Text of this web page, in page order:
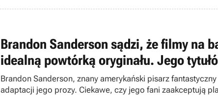
Brandon Sanderson sądzi, że filmy na
idealną powtórką oryginału. Jego
Brandon Sanderson, znany amerykański pisarz
adaptacji jego prozy. Ciekawe, czy jego fani zaakceptują